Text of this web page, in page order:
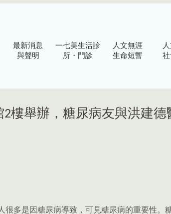
最新消息
與聲明
一七美生活診
所・門診
人文無涯
生命短暫
樓舉辦，糖尿病友與洪建
多是因糖尿病導致，可見糖尿病的重要性。